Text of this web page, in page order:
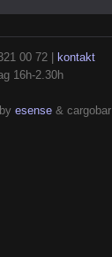
00 72 |
kontakt
16h-2.30h
esense& cargobar